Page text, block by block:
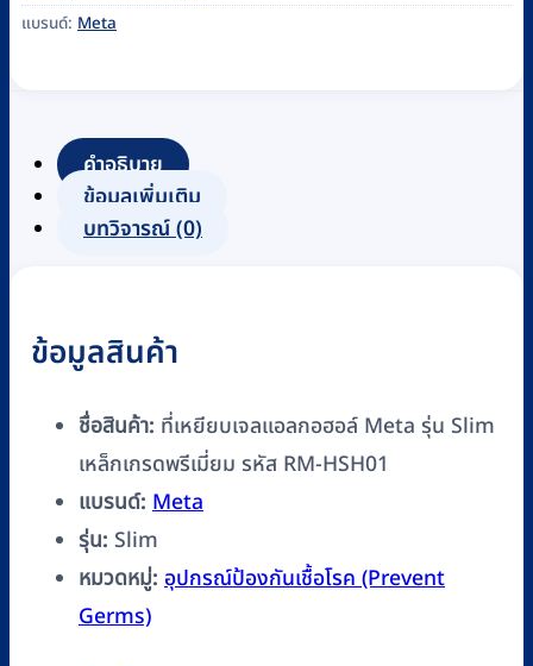
แบรนด์: Meta
คำอธิบาย
ข้อมูลเพิ่มเติม
บทวิจารณ์ (0)
ข้อมูลสินค้า
ชื่อสินค้า: ที่เหยียบเจลแอลกอฮอล์ Meta รุ่น Slim
เหล็กเกรดพรีเมี่ยม รหัส RM-HSH01
แบรนด์: Meta
รุ่น: Slim
หมวดหมู่: อุปกรณ์ป้องกันเชื้อโรค (Prevent
Germs)